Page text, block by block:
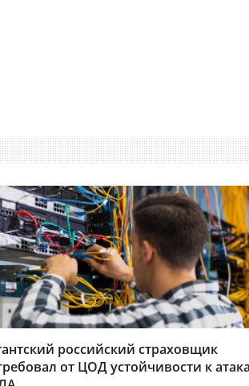
российский страховщик
от ЦОД устойчивости к